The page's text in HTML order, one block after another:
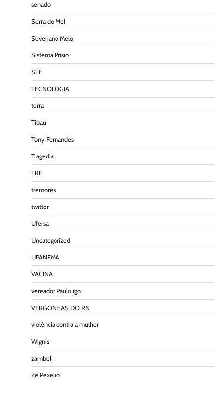
senado
Serra do Mel
Severiano Melo
Sistema Prisio
STF
TECNOLOGIA
terra
Tibau
Tony Fernandes
Tragedia
TRE
tremores
twitter
Ufersa
Uncategorized
UPANEMA
VACINA
vereador Paulo igo
VERGONHAS DO RN
violência contra a mulher
Wignis
zambeli
Zé Pexeiro